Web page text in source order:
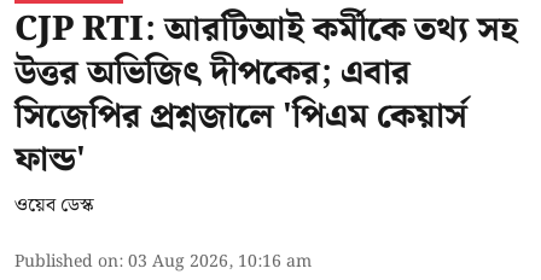
CJP RTI: আরটিআই কর্মীকে তথ্য সহ
উত্তর অভিজিৎ দীপকের; এবার
সিজেপির প্রশ্নজালে 'পিএম কেয়ার্স
ফান্ড'
ওয়েব ডেস্ক
Published on:03 Aug 2026, 10:16 am